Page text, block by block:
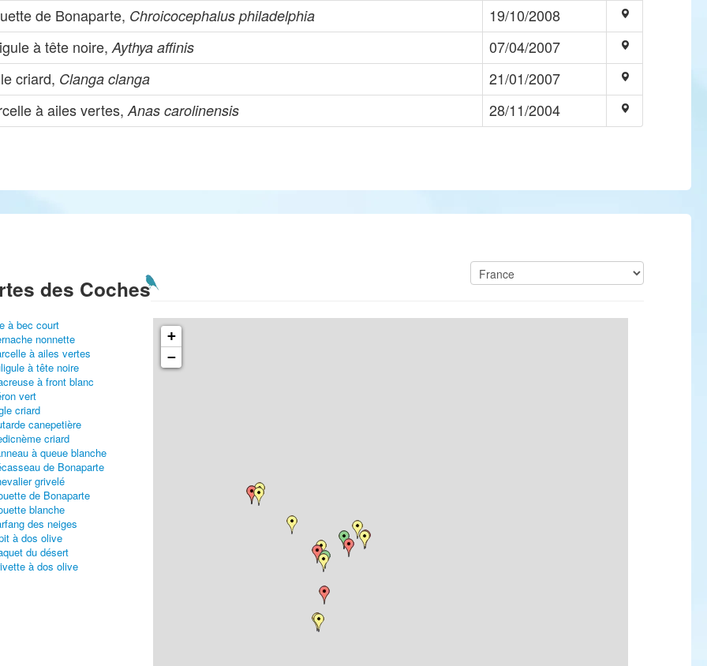
de Bonaparte, Chroicocephalus philadelphia
19/10/2008
à tête noire,Aythya affinis
07/04/2007
criard, Clanga clanga
21/01/2007
à ailes vertes,Anas carolinensis 28/11/2004
des Coches
à bec court
nonnette
à ailes vertes
à tête noire
à front blanc
vert
criard
canepetière
criard
à queue blanche
de Bonaparte
grivelé
de Bonaparte
blanche
des neiges
à dos olive
du désert
à dos olive
+
−